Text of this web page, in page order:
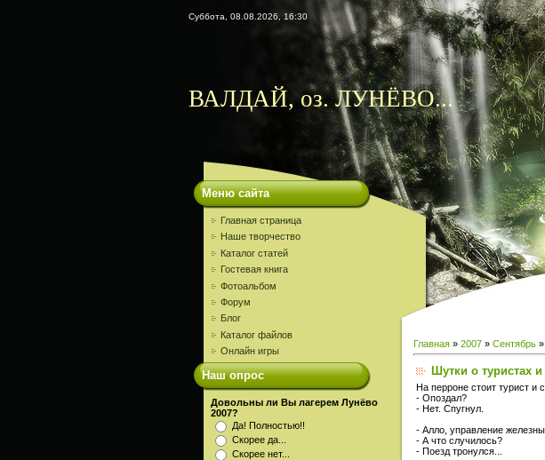
Суббота, 08.08.2026, 16:30
ВАЛДАЙ, оз. ЛУНЁВО...
Меню сайта
Главная страница
Наше творчество
Каталог статей
Гостевая книга
Фотоальбом
Форум
Блог
Каталог файлов
Онлайн игры
Наш опрос
Довольны ли Вы лагерем Лунёво
2007?
Да! Полностью!!
Скорее да...
Скорее нет...
Главная » 2007 » Сентябрь »
Шутки о туристах
На перроне стоит турист и
- Опоздал?
- Нет. Спугнул.
- Алло, управление
- А что случилось?
- Поезд тронулся...